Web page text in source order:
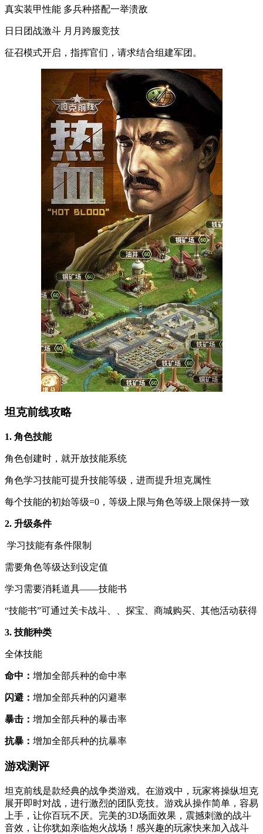
真实装甲性能 多兵种搭配一举溃敌
日日团战激斗 月月跨服竞技
征召模式开启，指挥官们，请求结合组建军团。
坦克前线攻略
1. 角色技能
角色创建时，就开放技能系统
角色学习技能可提升技能等级，进而提升坦克属性
每个技能的初始等级=0，等级上限与角色等级上限保持一致
2. 升级条件
学习技能有条件限制
需要角色等级达到设定值
学习需要消耗道具——技能书
“技能书”可通过关卡战斗、、探宝、商城购买、其他活动获得
3. 技能种类
全体技能
命中： 增加全部兵种的命中率
闪避： 增加全部兵种的闪避率
暴击： 增加全部兵种的暴击率
抗暴： 增加全部兵种的抗暴率
游戏测评
坦克前线是款经典的战争类游戏。在游戏中，玩家将操纵坦克
展开即时对战，进行激烈的团队竞技。游戏从操作简单，容易
上手，让你百玩不厌。完美的3D场面效果，震撼刺激的战斗
音效，让你犹如亲临炮火战场！感兴趣的玩家快来加入战斗